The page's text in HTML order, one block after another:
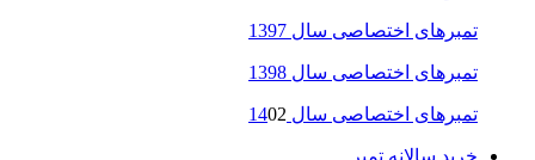
تمبرهای اختصاصی سال 1397
تمبرهای اختصاصی سال 1398
تمبرهای اختصاصی سال 14 02
خرید سالانه تمبر